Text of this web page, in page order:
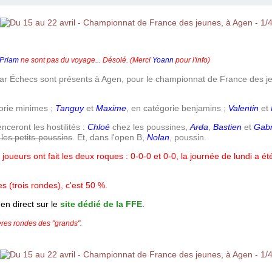
Priam ne sont pas du voyage... Désolé. (Merci Yoann pour l'info)
Échecs sont présents à Agen, pour le championnat de France des
minimes ; Tanguyet Maxime, en catégorie benjamins ; Valentin et
les hostilités : Chloé chez les poussines,Arda, Bastien et
petits-poussins. Et, dans l'open B, Nolan, poussin.
ont fait les deux roques : 0-0-0 et 0-0, la journée de lundi a
(trois rondes), c'est 50 %.
direct sur le site dédié de la FFE.
rondes des "grands".